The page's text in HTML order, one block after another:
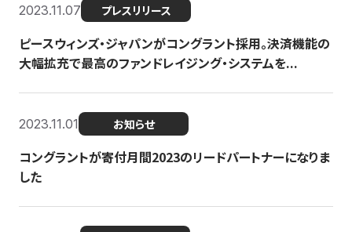
2023.11.07 プレスリリース
ピースウィンズ・ジャパンがコングラント採用。決済機能の
大幅拡充で最高のファンドレイジング・システムを...
2023.11.01 お知らせ
コングラントが寄付月間2023のリードパートナーになりま
した